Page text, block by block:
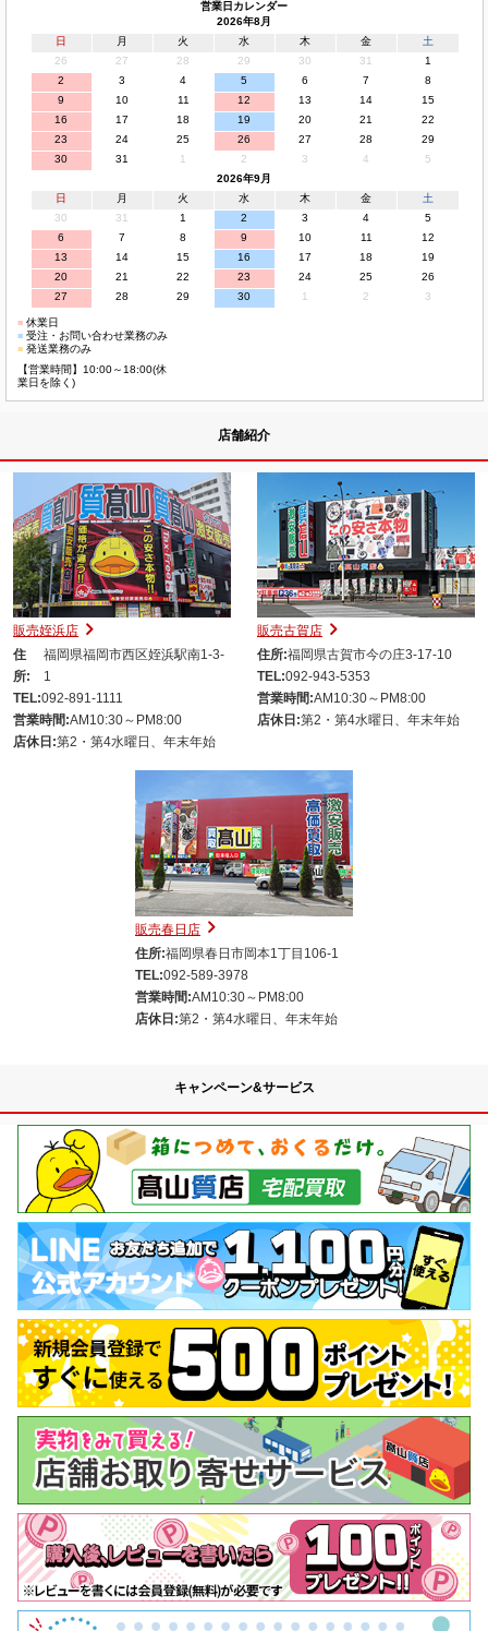
営業日カレンダー
2026年8月
日
月 火 水 木 金
土
26
27 28 29 30 31
1
2
3 4 5 6 7
8
9
10 11 12 13 14
15
16
17 18 19 20 21
22
23
24 25 26 27 28
29
30
31 1 2 3 4
5
2026年9月
日
月 火 水 木 金
土
30
31 1 2 3 4
5
6
7 8 9 10 11
12
13
14 15 16 17 18
19
20
21 22 23 24 25
26
27
28 29 30 1 2 3
■休業日
■受注・お問い合わせ業務のみ
■発送業務のみ
【営業時間】10:00～18:00(休
業日を除く)
店舗紹介
販売姪浜店
住
所:
福岡県福岡市西区姪浜駅南1-3-
1
TEL:092-891-1111
営業時間:AM10:30～PM8:00
店休日:第2・第4水曜日、年末年始
販売古賀店
住所:福岡県古賀市今の庄3-17-10
TEL:092-943-5353
営業時間:AM10:30～PM8:00
店休日:第2・第4水曜日、年末年始
販売春日店
住所:福岡県春日市岡本1丁目106-1
TEL:092-589-3978
営業時間:AM10:30～PM8:00
店休日:第2・第4水曜日、年末年始
キャンペーン&サービス